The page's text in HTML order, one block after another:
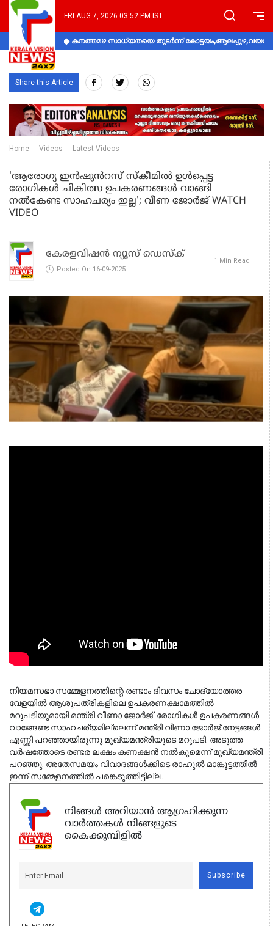
FRI AUG 7, 2026 03:52 PM IST
കനത്തമഴ സാധ്യതയെ തുടർന്ന്
Share this Article
Home Videos Latest Videos
'ആരോഗ്യ ഇൻഷുൻറസ് സ്കീമിൽ ഉൾപ്പെട്ട
രോഗികൾ ചികിത്സ ഉപകരണങ്ങൾ വാങ്ങി
നൽകേണ്ട സാഹചര്യം ഇല്ല'; വീണ ജോർജ് WATCH
VIDEO
കേരളവിഷൻ ന്യൂസ് ഡെസ്‌ക്
Posted On 16-09-2025
1 Min Read
നിയമസഭാ സമ്മേളനത്തിന്റെ രണ്ടാം ദിവസം ചോദ്യോത്തര
വേളയില്‍ ആശുപത്രികളിലെ ഉപകരണക്ഷാമത്തില്‍
മറുപടിയുമായി മന്ത്രി വീണാ ജോര്‍ജ്. രോഗികള്‍ ഉപകരണങ്ങള്‍
വാങ്ങേണ്ട സാഹചര്യമില്ലെന്ന് മന്ത്രി വീണാ ജോര്‍ജ്.നേട്ടങ്ങള്‍
എണ്ണി പറഞ്ഞായിരുന്നു മുഖ്യമന്ത്രിയുടെ മറുപടി. അടുത്ത
വര്‍ഷത്തോടെ രണ്ടര ലക്ഷം കണക്ഷന്‍ നല്‍കുമെന്ന് മുഖ്യമന്ത്രി
പറഞ്ഞു. അതേസമയം വിവാദങ്ങള്‍ക്കിടെ രാഹുല്‍ മാങ്കൂട്ടത്തില്‍
ഇന്ന് സമ്മേളനത്തില്‍ പങ്കെടുത്തിട്ടില്ല.
നിങ്ങൾ അറിയാൻ ആഗ്രഹിക്കുന്ന
വാർത്തകൾ നിങ്ങളുടെ
കൈക്കുമ്പിളിൽ
Subscribe